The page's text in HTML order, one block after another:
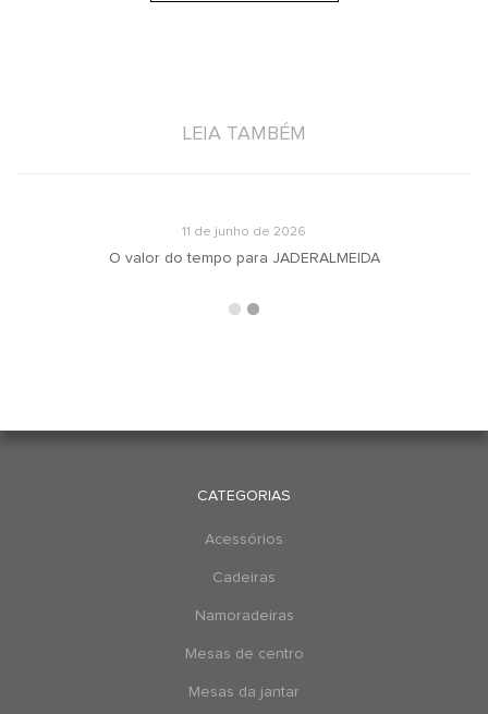
LEIA TAMBÉM
11 de junho de 2026
O valor do tempo para JADERALMEIDA
CATEGORIAS
Acessórios
Cadeiras
Namoradeiras
Mesas de centro
Mesas da jantar